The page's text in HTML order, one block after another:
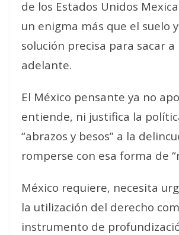
de los Estados Unidos
un enigma más que el suelo
solución precisa para sacar a
adelante.
El México pensante ya no
entiende, ni justifica la
“abrazos y besos” a la
romperse con esa forma de
México requiere, necesita
la utilización del derecho
instrumento de